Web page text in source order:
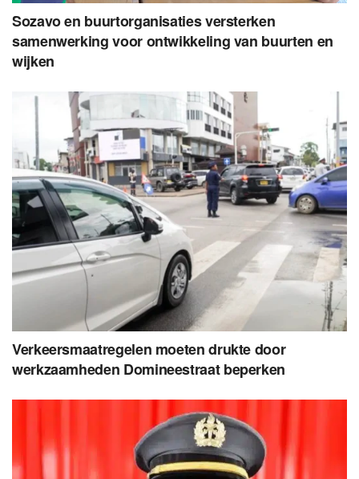
Sozavo en buurtorganisaties versterken
samenwerking voor ontwikkeling van buurten en
wijken
Verkeersmaatregelen moeten drukte door
werkzaamheden Domineestraat beperken